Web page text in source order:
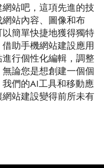
站吧，這項先進的技
站內容、圖像和布
簡單快捷地獲得獨特
助手機網站建設應用
行個性化編輯，調整
論您是想創建一個個
們的AI工具和移動應
站建設變得前所未有